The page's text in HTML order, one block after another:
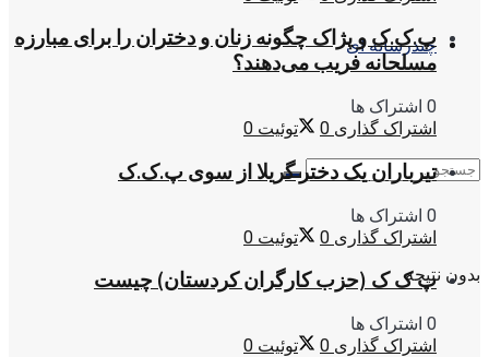
چندرسانه ای
بدون نتیجه
پ.ک.ک و پژاک چگونه زنان و دختران را برای مبارزه
مسلحانه فریب می‌دهند؟
0 اشتراک ها
اشتراک گذاری 0 توئیت 0
تیرباران یک دختر گریلا از سوی پ.ک.ک
0 اشتراک ها
اشتراک گذاری 0 توئیت 0
پ ک ک (حزب کارگران کردستان) چیست
0 اشتراک ها
اشتراک گذاری 0 توئیت 0